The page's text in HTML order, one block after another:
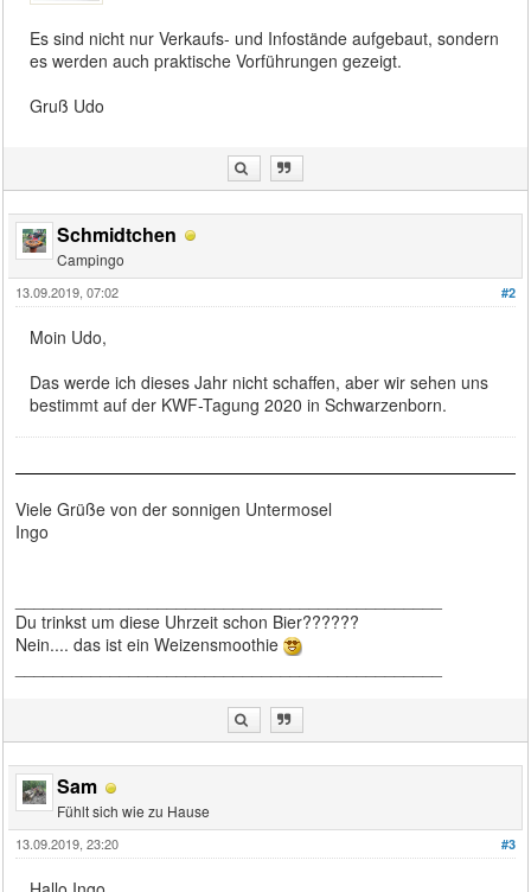
Es sind nicht nur Verkaufs- und Infostände aufgebaut, sondern
es werden auch praktische Vorführungen gezeigt.
Gruß Udo
Schmidtchen
Campingo
#2
13.09.2019, 07:02
Moin Udo,
Das werde ich dieses Jahr nicht schaffen, aber wir sehen uns
bestimmt auf der KWF-Tagung 2020 in Schwarzenborn.
Viele Grüße von der sonnigen Untermosel
Ingo
Du trinkst um diese Uhrzeit schon Bier??????
Nein.... das ist ein Weizensmoothie
Sam
Fühlt sich wie zu Hause
#3
13.09.2019, 23:20